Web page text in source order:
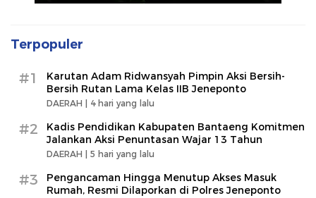
Terpopuler
#1
Karutan Adam Ridwansyah Pimpin Aksi Bersih-
Bersih Rutan Lama Kelas IIB Jeneponto
DAERAH | 4 hari yang lalu
#2
Kadis Pendidikan Kabupaten Bantaeng Komitmen
Jalankan Aksi Penuntasan Wajar 13 Tahun
DAERAH | 5 hari yang lalu
#3
Pengancaman Hingga Menutup Akses Masuk
Rumah, Resmi Dilaporkan di Polres Jeneponto